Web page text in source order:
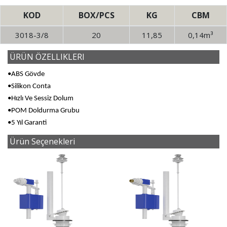
KOD BOX/PCS KG CBM
3018-3/8 20 11,85 0,14m³
ÜRÜN ÖZELLIKLERI
•ABS Gövde
•Silikon Conta
•Hızlı Ve Sessiz Dolum
•POM Doldurma Grubu
•5 Yıl Garanti
Ürün Seçenekleri